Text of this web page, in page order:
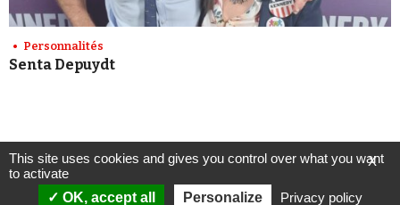
Personnalités
Senta Depuydt
X
This site uses cookies and gives you control over what you want
to activate
OK, accept all
Personalize Privacy policy